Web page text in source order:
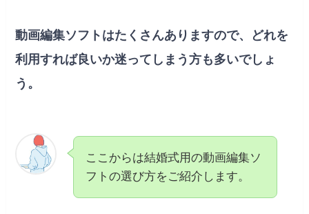
動画編集ソフトはたくさんありますので、どれを
利用すれば良いか迷ってしまう方も多いでしょ
う。
ここからは結婚式用の動画編集ソ
フトの選び方をご紹介します。